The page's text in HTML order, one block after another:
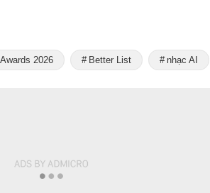
2026 Better List nhạc AI